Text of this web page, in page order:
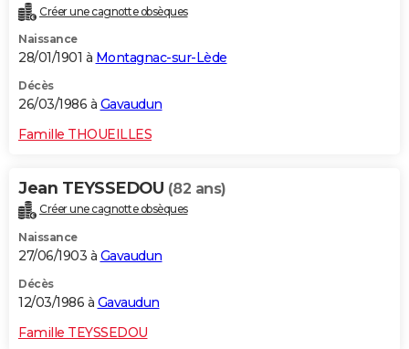
Créer une cagnotte obsèques
Naissance
28/01/1901 à Montagnac-sur-Lède
Décès
26/03/1986 à Gavaudun
Famille THOUEILLES
Jean TEYSSEDOU (82 ans)
Créer une cagnotte obsèques
Naissance
27/06/1903 à Gavaudun
Décès
12/03/1986 à Gavaudun
Famille TEYSSEDOU